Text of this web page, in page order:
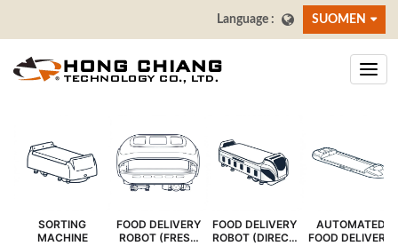
SUOMEN
SORTING
MACHINE
FOOD DELIVERY
ROBOT (FRESH
FOOD DELIVERY
ROBOT (DIRECT
AUTOMATED
FOOD DELIVERY